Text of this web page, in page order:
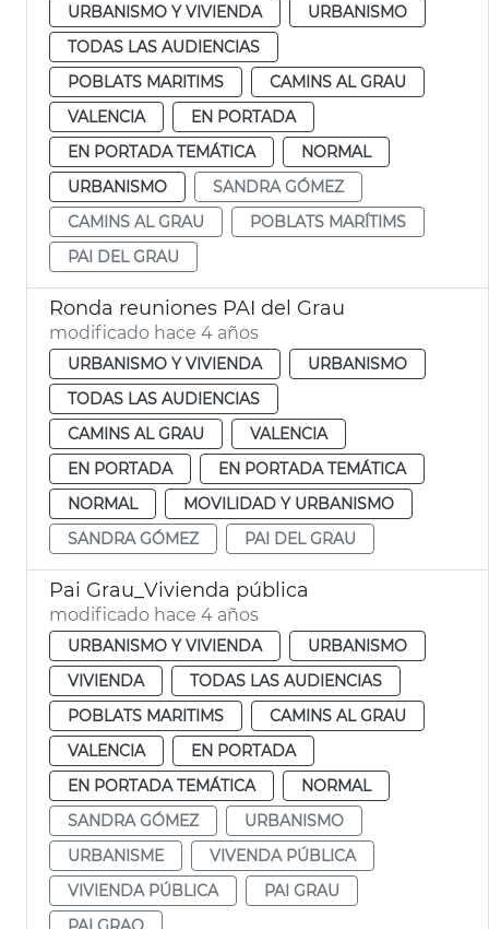
URBANISMO Y VIVIENDA
URBANISMO
TODAS LAS AUDIENCIAS
POBLATS MARITIMS
CAMINS AL GRAU
VALENCIA
EN PORTADA
EN PORTADA TEMÁTICA
NORMAL
URBANISMO
SANDRA GÓMEZ
CAMINS AL GRAU
POBLATS MARÍTIMS
PAI DEL GRAU
Ronda reuniones PAI del Grau
modificado hace 4 años
URBANISMO Y VIVIENDA
URBANISMO
TODAS LAS AUDIENCIAS
CAMINS AL GRAU
VALENCIA
EN PORTADA
EN PORTADA TEMÁTICA
NORMAL
MOVILIDAD Y URBANISMO
SANDRA GÓMEZ
PAI DEL GRAU
Pai Grau_Vivienda pública
modificado hace 4 años
URBANISMO Y VIVIENDA
URBANISMO
VIVIENDA
TODAS LAS AUDIENCIAS
POBLATS MARITIMS
CAMINS AL GRAU
VALENCIA
EN PORTADA
EN PORTADA TEMÁTICA
NORMAL
SANDRA GÓMEZ
URBANISMO
URBANISME
VIVENDA PÚBLICA
VIVIENDA PÚBLICA
PAI GRAU